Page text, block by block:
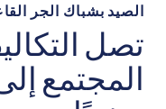
الصيد بشباك الجر
تصل